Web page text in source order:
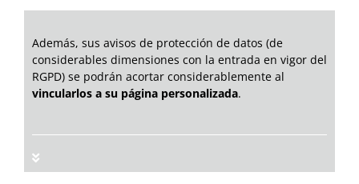
Además, sus avisos de protección de datos (de
considerables dimensiones con la entrada en vigor del
RGPD) se podrán acortar considerablemente al
vincularlos a su página personalizada.